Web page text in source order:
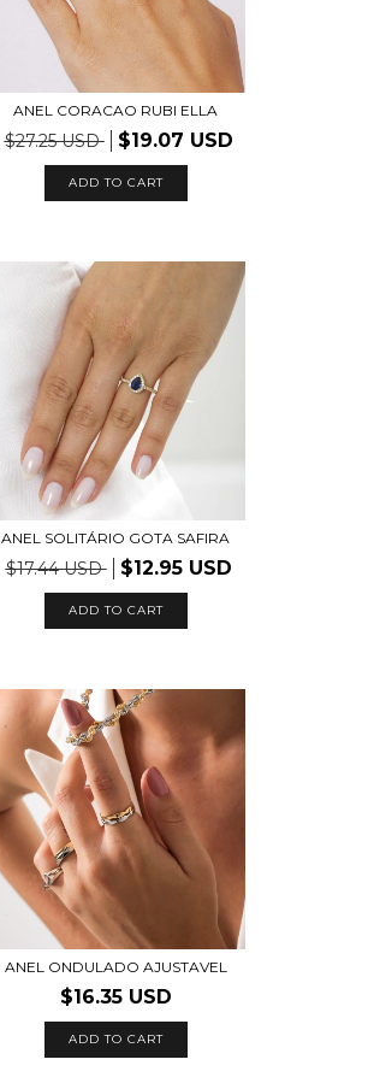
ANEL CORACAO RUBI ELLA
$27.25 USD $19.07 USD
ADD TO CART
ANEL SOLITÁRIO GOTA SAFIRA
$17.44 USD $12.95 USD
ADD TO CART
ANEL ONDULADO AJUSTAVEL
$16.35 USD
ADD TO CART